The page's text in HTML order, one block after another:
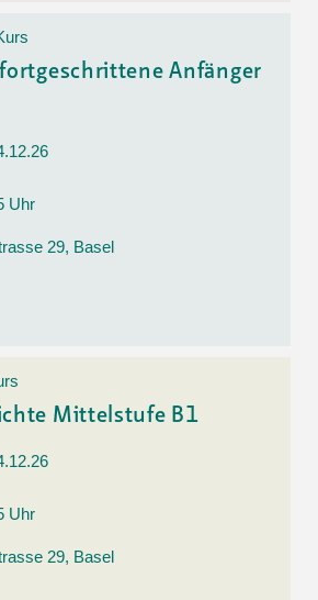
Anfänger
Uhr
29, Basel
Mittelstufe B1
Uhr
29, Basel